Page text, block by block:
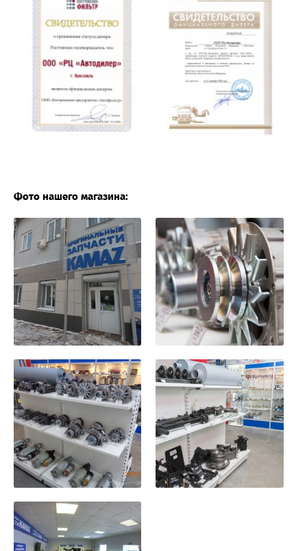
Фото нашего магазина: